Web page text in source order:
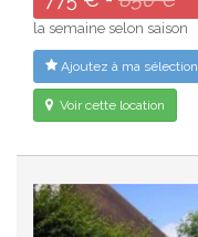
la semaine selon saison
Ajoutez à ma sélection
Voir cette location